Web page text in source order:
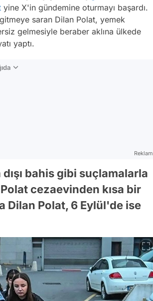
yine X'in gündemine oturmayı başardı.
saran Dilan Polat, yemek
gelmesiyle beraber aklına ülkede
yaptı.
Reklam
bahis gibi suçlamalarla
cezaevinden kısa bir
Dilan Polat, 6 Eylül'de ise